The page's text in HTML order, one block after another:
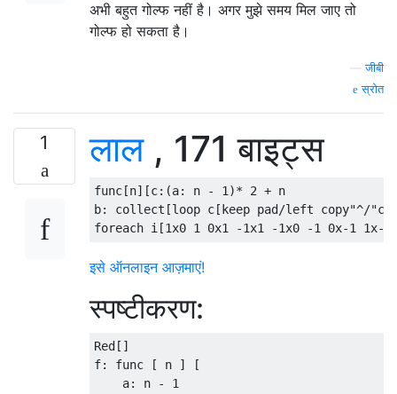
अभी बहुत गोल्फ नहीं है। अगर मुझे समय मिल जाए तो
गोल्फ हो सकता है।
—जीबी
स्रोत
1 लाल, 171 बाइट्स
func[n][c:(a: n - 1)* 2 + n
b: collect[loop c[keep pad/left copy"^/"c
इसे ऑनलाइन आज़माएं!
स्पष्टीकरण:
Red[]
f: func [ n ] [
a: n - 1